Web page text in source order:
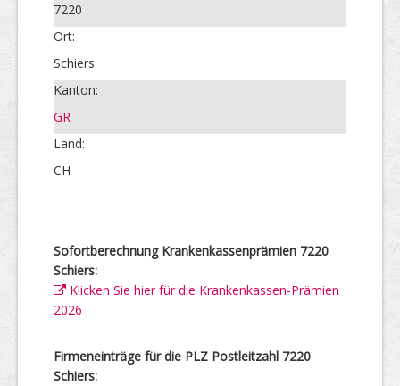
7220
Ort:
Schiers
Kanton:
GR
Land:
CH
Sofortberechnung Krankenkassenprämien 7220
Schiers:
Klicken Sie hier für die Krankenkassen-Prämien
2026
Firmeneinträge für die PLZ Postleitzahl 7220
Schiers: